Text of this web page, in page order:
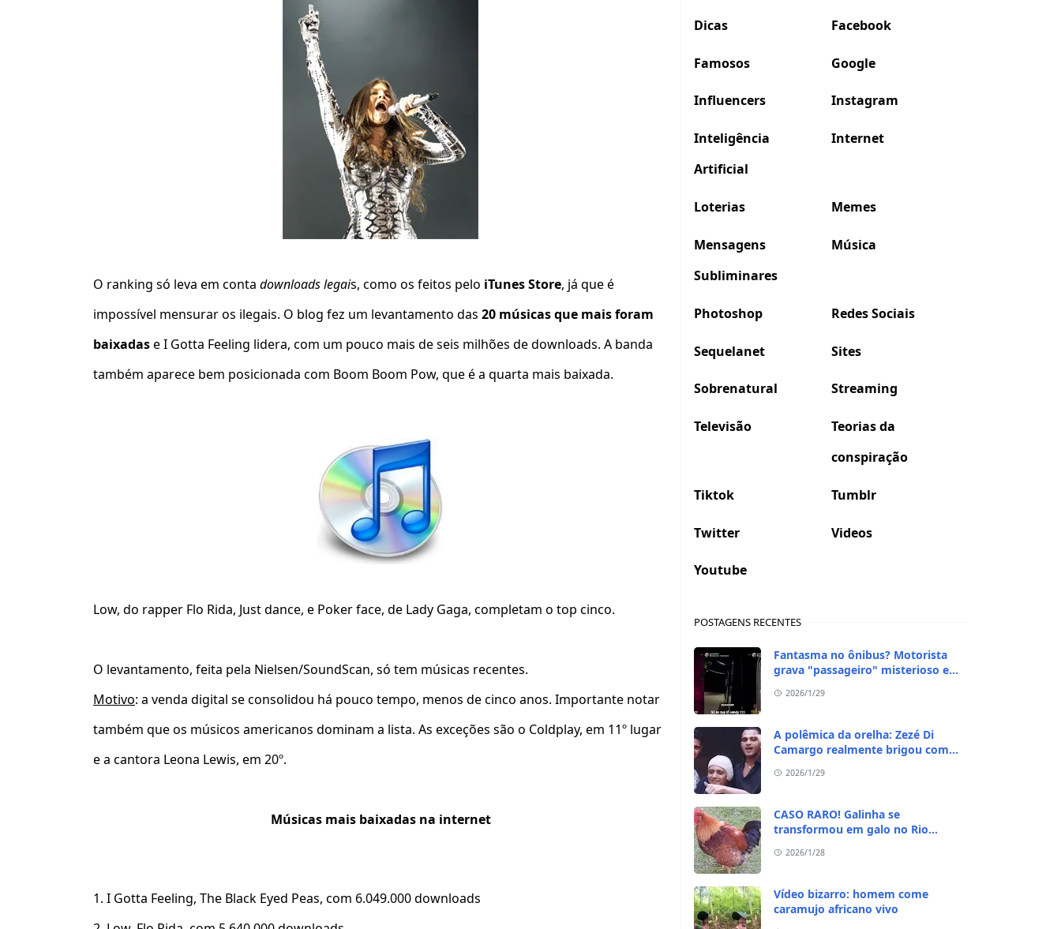
O ranking só leva em conta downloads legais, como os feitos pelo iTunes Store, já que é
impossível mensurar os ilegais. O blog fez um levantamento das 20 músicas que mais foram
baixadase I Gotta Feeling lidera, com um pouco mais de seis milhões de downloads. A banda
também aparece bem posicionada com Boom Boom Pow, que é a quarta mais baixada.
Low, do rapper Flo Rida, Just dance, e Poker face, de Lady Gaga, completam o top cinco.
O levantamento, feita pela Nielsen/SoundScan, só tem músicas recentes.
Motivo: a venda digital se consolidou há pouco tempo, menos de cinco anos. Importante notar
também que os músicos americanos dominam a lista. As exceções são o Coldplay, em 11º lugar
e a cantora Leona Lewis, em 20º.
Músicas mais baixadas na internet
1. I Gotta Feeling, The Black Eyed Peas, com 6.049.000 downloads
Dicas Facebook
Famosos Google
Influencers Instagram
Inteligência
Artificial
Internet
Loterias Memes
Mensagens
Subliminares
Música
Photoshop Redes Sociais
Sequelanet Sites
Sobrenatural Streaming
Televisão
Teorias da
conspiração
Tiktok Tumblr
Twitter Videos
Youtube
POSTAGENS RECENTES
Fantasma no ônibus? Motorista
grava "passageiro" misterioso em
2026/1/29
A polêmica da orelha: Zezé Di
Camargo realmente brigou com
irmão?
2026/1/29
CASO RARO! Galinha se
transformou em galo no Rio
2026/1/28
Vídeo bizarro: homem come
caramujo africano vivo